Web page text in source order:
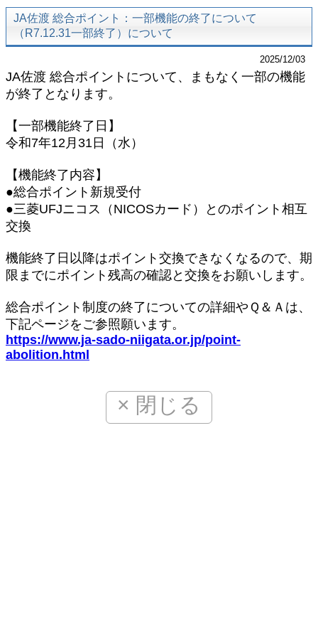
JA佐渡 総合ポイント：一部機能の終了について
（R7.12.31一部終了）について
2025/12/03
JA佐渡 総合ポイントについて、まもなく一部の機能
が終了となります。
【一部機能終了日】
令和7年12月31日（水）
【機能終了内容】
●総合ポイント新規受付
●三菱UFJニコス（NICOSカード）とのポイント相互
交換
機能終了日以降はポイント交換できなくなるので、期
限までにポイント残高の確認と交換をお願いします。
総合ポイント制度の終了についての詳細やＱ＆Ａは、
下記ページをご参照願います。
https://www.ja-sado-niigata.or.jp/point-
abolition.html
× 閉じる